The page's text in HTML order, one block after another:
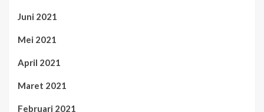
Juni 2021
Mei 2021
April 2021
Maret 2021
Februari 2021